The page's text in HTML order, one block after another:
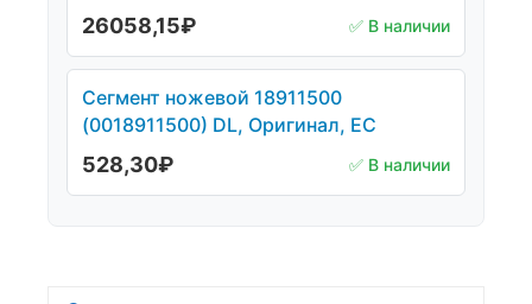
26058,15₽ ✅ В наличии
Сегмент ножевой 18911500
(0018911500) DL, Оригинал, ЕС
528,30₽ ✅ В наличии